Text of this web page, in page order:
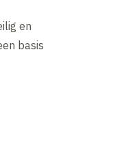
en
basis